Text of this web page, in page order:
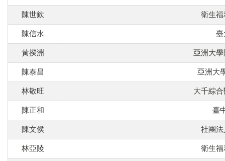
陳世欽 衛生
陳信水 臺
黃揆洲 亞洲大
陳泰昌 亞洲大
林敬旺 大千綜
陳正和 臺
陳文侯 社團
林亞陵 衛生